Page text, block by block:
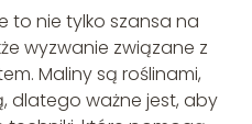
to nie tylko szansa na
wyzwanie związane z
Maliny są roślinami,
dlatego ważne jest, aby